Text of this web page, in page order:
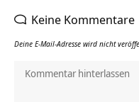
Keine Kommentare
Deine E-Mail-Adresse wird nicht